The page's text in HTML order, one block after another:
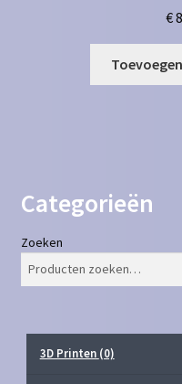
€
Categorieën
Zoeken
3D Printen (0)